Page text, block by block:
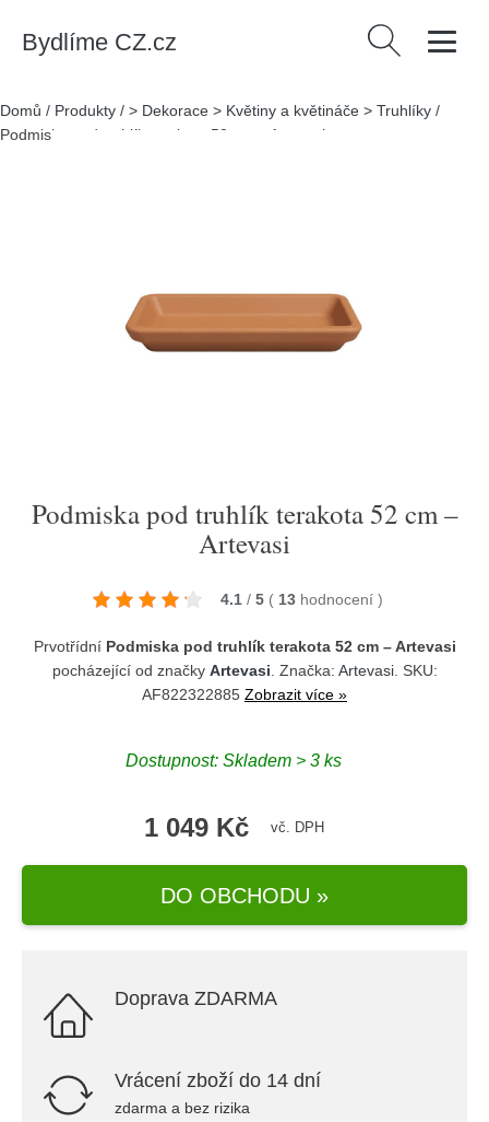
Bydlíme CZ.cz Vyhledávání
Domů / Produkty / > Dekorace > Květiny a květináče > Truhlíky /
Podmiska pod truhlík terakota 52 cm – Artevasi
Podmiska pod truhlík terakota 52 cm –
Artevasi
4.1 / 5 ( 13 hodnocení )
Prvotřídní Podmiska pod truhlík terakota 52 cm – Artevasi
pocházející od značky Artevasi . Značka: Artevasi. SKU:
AF822322885 Zobrazit více »
Dostupnost: Skladem > 3 ks
1 049 Kč vč. DPH
DO OBCHODU »
Doprava ZDARMA
Vrácení zboží do 14 dní
zdarma a bez rizika